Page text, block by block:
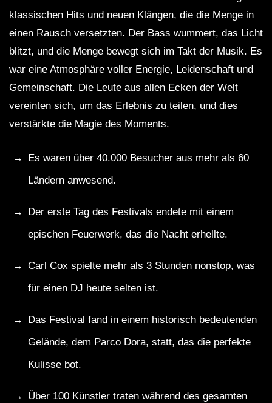
klassischen Hits und neuen Klängen, die die Menge in
einen Rausch versetzten. Der Bass wummert, das Licht
blitzt, und die Menge bewegt sich im Takt der Musik. Es
war eine Atmosphäre voller Energie, Leidenschaft und
Gemeinschaft. Die Leute aus allen Ecken der Welt
vereinten sich, um das Erlebnis zu teilen, und dies
verstärkte die Magie des Moments.
Es waren über 40.000 Besucher aus mehr als 60
Ländern anwesend.
Der erste Tag des Festivals endete mit einem
epischen Feuerwerk, das die Nacht erhellte.
Carl Cox spielte mehr als 3 Stunden nonstop, was
für einen DJ heute selten ist.
Das Festival fand in einem historisch bedeutenden
Gelände, dem Parco Dora, statt, das die perfekte
Kulisse bot.
Über 100 Künstler traten während des gesamten